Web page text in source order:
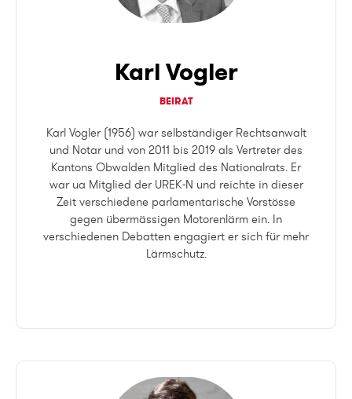
Karl Vogler
BEIRAT
Karl Vogler (1956) war selbständiger Rechtsanwalt
und Notar und von 2011 bis 2019 als Vertreter des
Kantons Obwalden Mitglied des Nationalrats. Er
war ua Mitglied der UREK-N und reichte in dieser
Zeit verschiedene parlamentarische Vorstösse
gegen übermässigen Motorenlärm ein. In
verschiedenen Debatten engagiert er sich für mehr
Lärmschutz.